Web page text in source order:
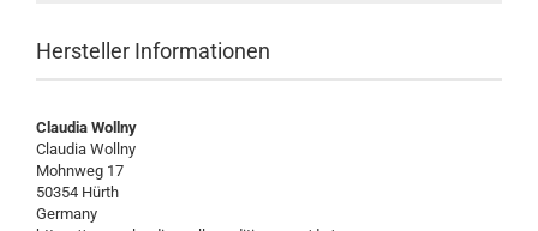
Hersteller Informationen
Claudia Wollny
Claudia Wollny
Mohnweg 17
50354 Hürth
Germany